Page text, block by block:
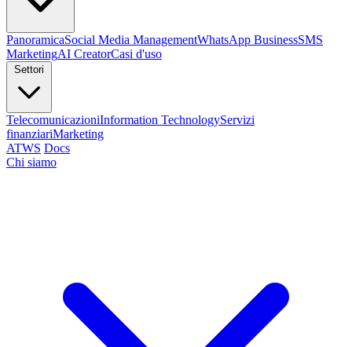
PanoramicaSocial Media ManagementWhatsApp BusinessSMS
MarketingAI CreatorCasi d'uso
TelecomunicazioniInformation TechnologyServizi
finanziariMarketing
ATWS Docs
Chi siamo